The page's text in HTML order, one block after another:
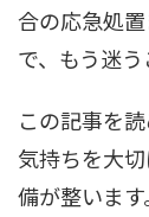
合の応急処
で、もう迷う
この記事を
気持ちを大
備が整いま